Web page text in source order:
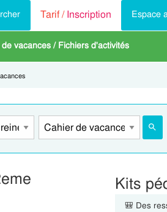
Tarif /Inscription Espace
vacances / Fichiers d'activités
Kits
🎒 Des